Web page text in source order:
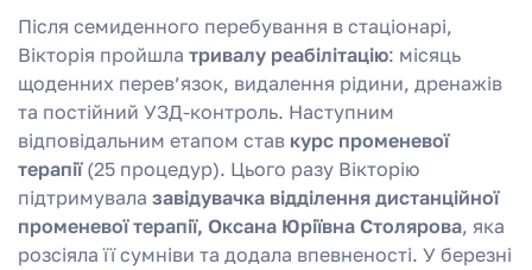
Після семиденного перебування в стаціонарі,
Вікторія пройшла тривалу реабілітацію: місяць
щоденних перев’язок, видалення рідини, дренажів
та постійний УЗД-контроль. Наступним
відповідальним етапом став курс променевої
терапії(25 процедур). Цього разу Вікторію
підтримувала завідувачка відділення дистанційної
променевої терапії, Оксана Юріївна Столярова, яка
розсіяла її сумніви та додала впевненості. У березні